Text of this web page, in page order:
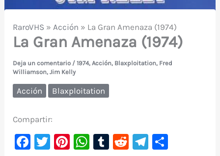
RaroVHS »Acción » La Gran Amenaza (1974)
La Gran Amenaza (1974)
Deja un comentario /1974,Acción, Blaxploitation, Fred
Williamson,Jim Kelly
Acción Blaxploitation
Compartir:
F
T
Pi W T
R
Te